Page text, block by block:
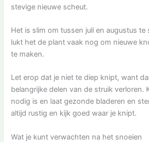
stevige nieuwe scheut.
Het is slim om tussen juli en augustus
lukt het de plant vaak nog om nieuwe
te maken.
Let erop dat je niet te diep knipt, want
belangrijke delen van de struik verloren.
nodig is en laat gezonde bladeren en
altijd rustig en kijk goed waar je knipt.
Wat je kunt verwachten na het snoeien